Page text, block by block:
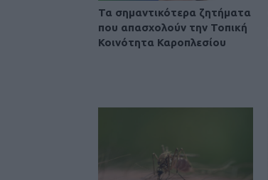
Τα σημαντικότερα ζητήματα
που απασχολούν την Τοπική
Κοινότητα Καροπλεσίου